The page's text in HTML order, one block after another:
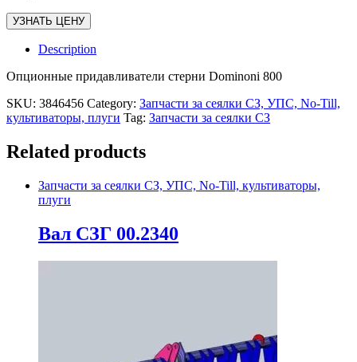
УЗНАТЬ ЦЕНУ
Description
Опционные придавливатели стерни Dominoni 800
SKU: 3846456 Category: Запчасти за сеялки СЗ, УПС, No-Till,
культиваторы, плуги Tag: Запчасти за сеялки СЗ
Related products
Запчасти за сеялки СЗ, УПС, No-Till, культиваторы,
плуги
Вал СЗГ 00.2340